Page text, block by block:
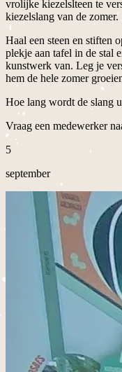
vrolijke kiezelslteen te
kiezelslang van de zomer.
Haal een steen en stiften
plekje aan tafel in de stal
kunstwerk van. Leg je
hem de hele zomer
Hoe lang wordt de slang
Vraag een medewerker
5
september